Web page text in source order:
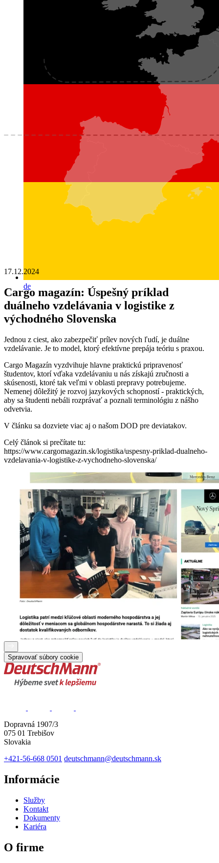
de
17.12.2024
Cargo magazín: Úspešný príklad
duálneho vzdelávania v logistike z
východného Slovenska
Jednou z ciest, ako zabezpečiť prílev nových ľudí, je duálne
vzdelávanie. Je to model, ktorý efektívne prepája teóriu s praxou.
Cargo Magazín vyzdvihuje hlavne praktickú pripravenosť
študentov, ktorí vďaka vzdelávaniu u nás získajú zručnosti a
skúsenosti, ktoré tak veľmi v oblasti prepravy potrebujeme.
Nemenej dôležitý je rozvoj jazykových schopností - praktických,
aby sa študenti nebáli rozprávať a poznali terminológiu z nášho
odvetvia.
V článku sa dozviete viac aj o našom DOD pre deviatakov.
Celý článok si prečítate tu:
https://www.cargomagazin.sk/logistika/uspesny-priklad-dualneho-
vzdelavania-v-logistike-z-vychodneho-slovenska/
Spravovať súbory cookie
Dopravná 1907/3
075 01 Trebišov
Slovakia
+421-56-668 0501 deutschmann@deutschmann.sk
Informácie
Služby
Kontakt
Dokumenty
Kariéra
O firme